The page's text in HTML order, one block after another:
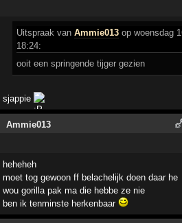
Uitspraak vanAmmie013 op woensdag
18:24:
ooit een springende tijger gezien
sjappie
Ammie013
heheheh
moet tog gewoon ff belachelijk doen daar he
wou gorilla pak ma die hebbe ze nie
ben ik tenminste herkenbaar